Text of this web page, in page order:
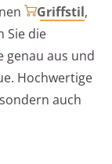
Griffstil,
Sie die
genau aus und
Hochwertige
auch